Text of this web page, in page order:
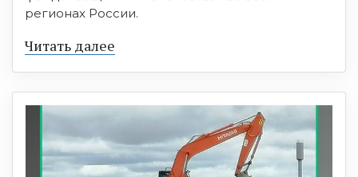
регионах России.
Читать далее